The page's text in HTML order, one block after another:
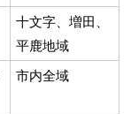
十文字、増田、
平鹿地域
市内全域